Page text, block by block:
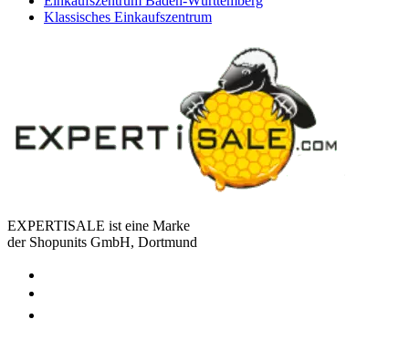
Klassisches Einkaufszentrum
EXPERTISALE ist eine Marke
der Shopunits GmbH, Dortmund